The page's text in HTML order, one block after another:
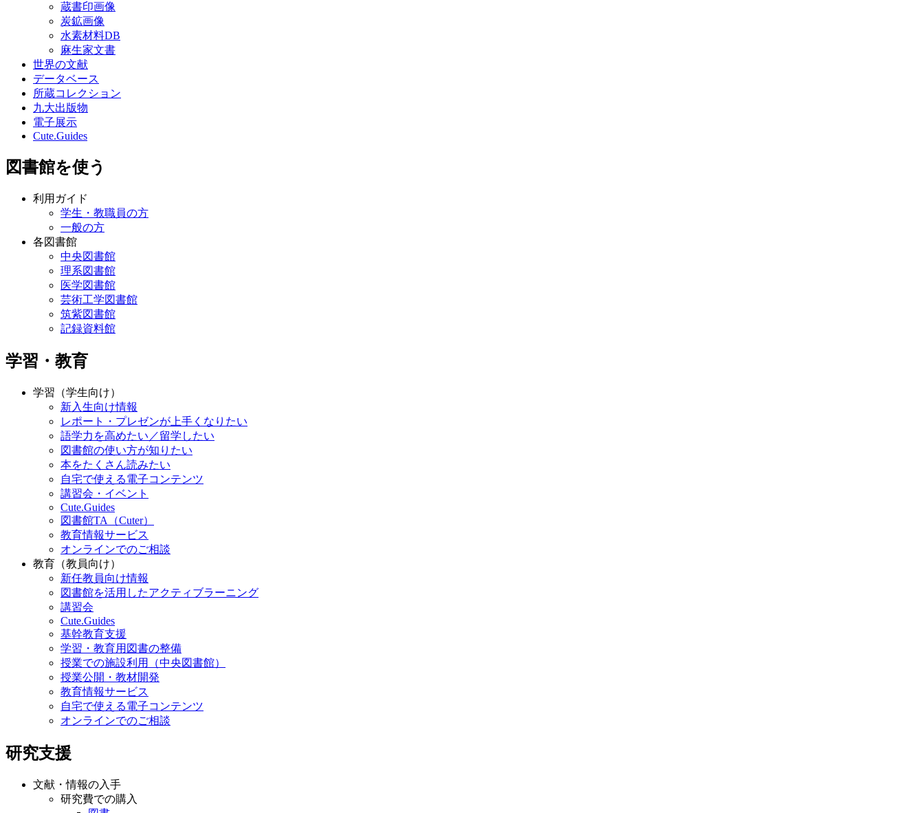
蔵書印画像
炭鉱画像
水素材料DB
麻生家文書
世界の文献
データベース
所蔵コレクション
九大出版物
電子展示
Cute.Guides
図書館を使う
利用ガイド
学生・教職員の方
一般の方
各図書館
中央図書館
理系図書館
医学図書館
芸術工学図書館
筑紫図書館
記録資料館
学習・教育
学習（学生向け）
新入生向け情報
レポート・プレゼンが上手くなりたい
語学力を高めたい／留学したい
図書館の使い方が知りたい
本をたくさん読みたい
自宅で使える電子コンテンツ
講習会・イベント
Cute.Guides
図書館TA（Cuter）
教育情報サービス
オンラインでのご相談
教育（教員向け）
新任教員向け情報
図書館を活用したアクティブラーニング
講習会
Cute.Guides
基幹教育支援
学習・教育用図書の整備
授業での施設利用（中央図書館）
授業公開・教材開発
教育情報サービス
自宅で使える電子コンテンツ
オンラインでのご相談
研究支援
文献・情報の入手
研究費での購入